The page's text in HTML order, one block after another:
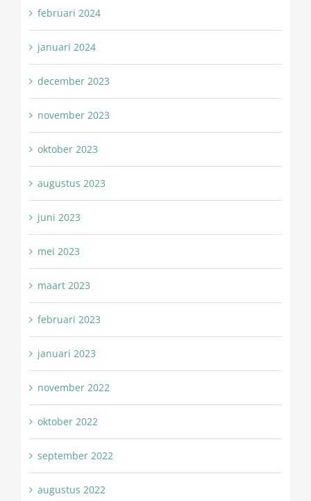
februari 2024
januari 2024
december 2023
november 2023
oktober 2023
augustus 2023
juni 2023
mei 2023
maart 2023
februari 2023
januari 2023
november 2022
oktober 2022
september 2022
augustus 2022